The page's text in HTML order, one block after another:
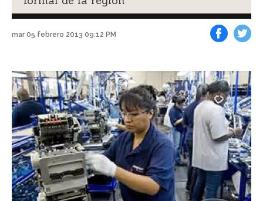
mar 05 febrero 2013 09:12 PM